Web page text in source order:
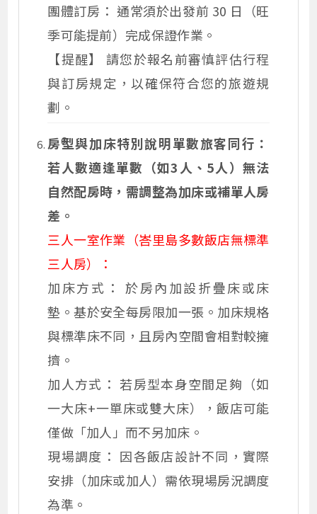
團體訂房： 通常須於出發前 30 日（旺
季可能提前）完成保證作業。
【提醒】 請您於報名前審慎評估行程
與訂房規定，以確保符合您的旅遊規
劃。
房型與加床特別說明單數旅客同行：
若人數適逢單數（如3人、5人）無法
自然配房時，需調整為加床或補單人房
差。
三人一室作業（峇里島多數飯店無標準
三人房）：
加床方式： 於房內加設折疊床或床
墊。基於安全每房限加一張。加床規格
與標準床不同，且房內空間會相對較擁
擠。
加人方式： 若房型本身空間足夠（如
一大床+一單床或雙大床），飯店可能
僅做「加人」而不另加床。
現場調度： 因各飯店設計不同，實際
安排（加床或加人）需依現場房況調度
為準。